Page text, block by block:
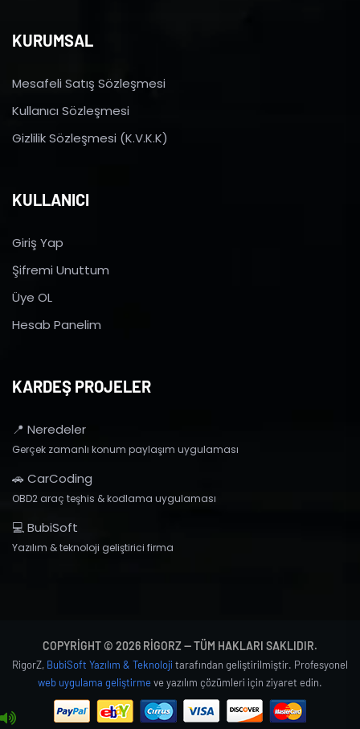
KURUMSAL
Mesafeli Satış Sözleşmesi
Kullanıcı Sözleşmesi
Gizlilik Sözleşmesi (K.V.K.K)
KULLANICI
Giriş Yap
Şifremi Unuttum
Üye OL
Hesab Panelim
KARDEŞ PROJELER
📍 Neredeler
Gerçek zamanlı konum paylaşım uygulaması
🚗 CarCoding
OBD2 araç teşhis & kodlama uygulaması
💻 BubiSoft
Yazılım & teknoloji geliştirici firma
COPYRIGHT © 2026 RIGORZ — TÜM HAKLARI SAKLIDIR.
RigorZ, BubiSoft Yazılım & Teknoloji tarafından geliştirilmiştir. Profesyonel
web uygulama geliştirmeve yazılım çözümleri için ziyaret edin.